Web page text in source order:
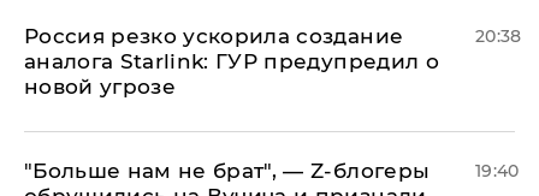
​Россия резко ускорила создание
аналога Starlink: ГУР предупредил о
новой угрозе
20:38
​"Больше нам не брат", — Z-блогеры
19:40